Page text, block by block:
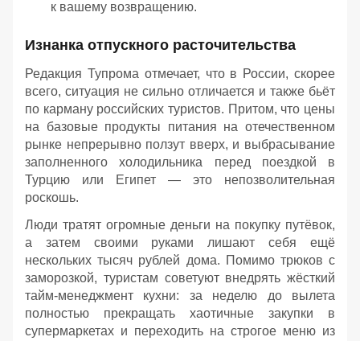
к вашему возвращению.
Изнанка отпускного расточительства
Редакция Тупрома отмечает, что в России, скорее
всего, ситуация не сильно отличается и также бьёт
по карману российских туристов. Притом, что цены
на базовые продукты питания на отечественном
рынке непрерывно ползут вверх, и выбрасывание
заполненного холодильника перед поездкой в
Турцию или Египет — это непозволительная
роскошь.
Люди тратят огромные деньги на покупку путёвок,
а затем своими руками лишают себя ещё
нескольких тысяч рублей дома. Помимо трюков с
заморозкой, туристам советуют внедрять жёсткий
тайм-менеджмент кухни: за неделю до вылета
полностью прекращать хаотичные закупки в
супермаркетах и переходить на строгое меню из